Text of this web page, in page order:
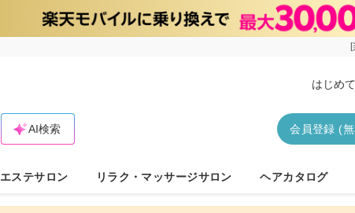
[
はじめ
会員登録 (
AI検索
エステサロン リラク・マッサージサロン ヘアカタログ